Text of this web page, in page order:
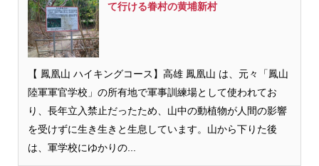
て行ける眷村の黄埔新村
【 鳳凰山 ハイキングコース】高雄 鳳凰山 は、元々「鳳山
陸軍軍官学校」の所有地で軍事訓練場として使われてお
り、長年立入禁止だったため、山中の動植物が人間の影響
を受けずに生き生きと生息しています。山から下りた後
は、軍学校にゆかりの...